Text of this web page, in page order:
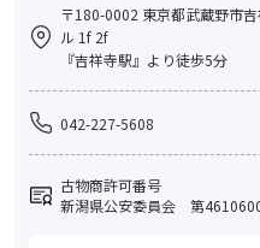
〒180-0002 東京都武蔵野市
ル 1f 2f
『吉祥寺駅』より徒歩5分
042-227-5608
古物商許可番号
新潟県公安委員会 第